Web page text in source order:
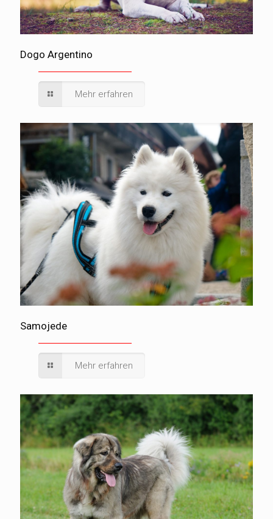
Dogo Argentino
Mehr erfahren
Samojede
Mehr erfahren